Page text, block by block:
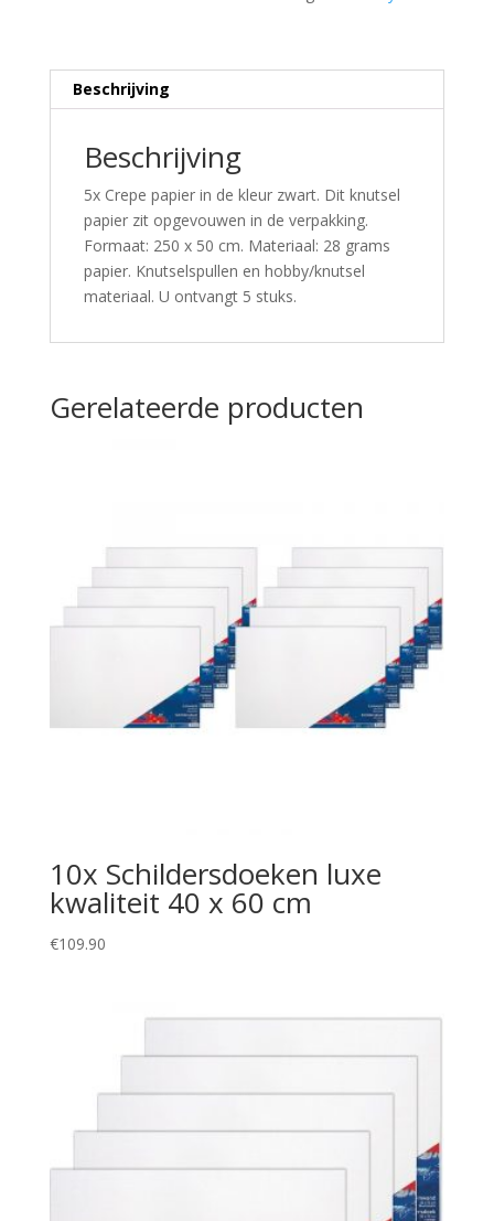
Beschrijving
Beschrijving
5x Crepe papier in de kleur zwart. Dit knutsel
papier zit opgevouwen in de verpakking.
Formaat: 250 x 50 cm. Materiaal: 28 grams
papier. Knutselspullen en hobby/knutsel
materiaal. U ontvangt 5 stuks.
Gerelateerde producten
10x Schildersdoeken luxe
kwaliteit 40 x 60 cm
€109.90